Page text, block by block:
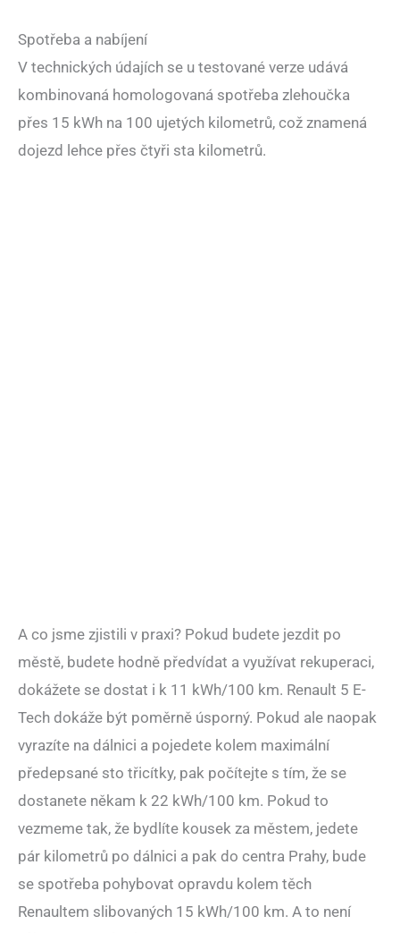
Spotřeba a nabíjení
V technických údajích se u testované verze udává
kombinovaná homologovaná spotřeba zlehoučka
přes 15 kWh na 100 ujetých kilometrů, což znamená
dojezd lehce přes čtyři sta kilometrů.
A co jsme zjistili v praxi? Pokud budete jezdit po
městě, budete hodně předvídat a využívat rekuperaci,
dokážete se dostat i k 11 kWh/100 km. Renault 5 E-
Tech dokáže být poměrně úsporný. Pokud ale naopak
vyrazíte na dálnici a pojedete kolem maximální
předepsané sto třicítky, pak počítejte s tím, že se
dostanete někam k 22 kWh/100 km. Pokud to
vezmeme tak, že bydlíte kousek za městem, jedete
pár kilometrů po dálnici a pak do centra Prahy, bude
se spotřeba pohybovat opravdu kolem těch
Renaultem slibovaných 15 kWh/100 km. A to není